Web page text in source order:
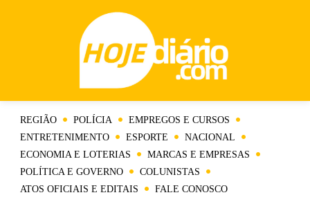
REGIÃO POLÍCIA
EMPREGOS E CURSOS
ENTRETENIMENTO
ESPORTE
NACIONAL
ECONOMIA E LOTERIAS
MARCAS E EMPRESAS
POLÍTICA E GOVERNO
COLUNISTAS
ATOS OFICIAIS E EDITAIS
FALE CONOSCO